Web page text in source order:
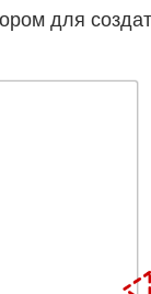
для